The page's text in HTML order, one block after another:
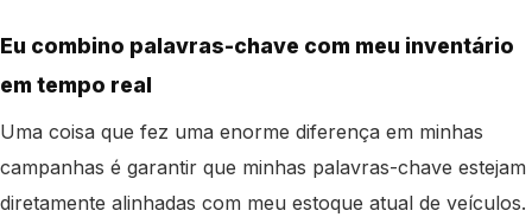
Eu combino palavras-chave com meu inventário
em tempo real
Uma coisa que fez uma enorme diferença em minhas
campanhas é garantir que minhas palavras-chave estejam
diretamente alinhadas com meu estoque atual de veículos.